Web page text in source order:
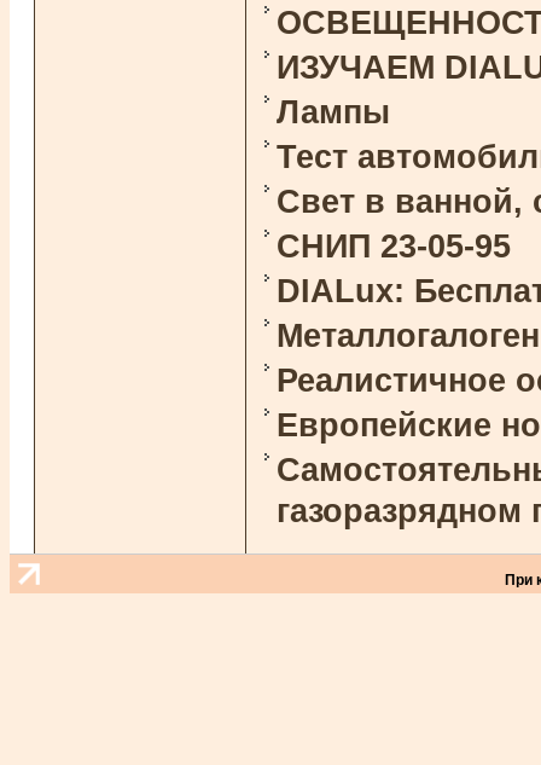
ОСВЕЩЕННОСТЬ
ИЗУЧАЕМ
Лампы
Тест
Свет в ванной,
СНИП 23-05-95
DIALux:
Реалистичное
Европейские
При